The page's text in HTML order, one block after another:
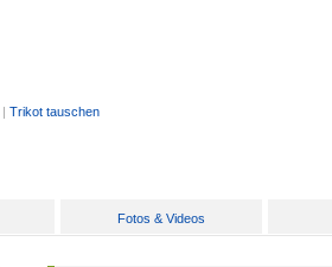
| Trikot tauschen
Fotos & Videos